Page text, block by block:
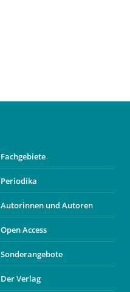
Fachgebiete
Periodika
Autorinnen und Autoren
Open Access
Sonderangebote
Der Verlag